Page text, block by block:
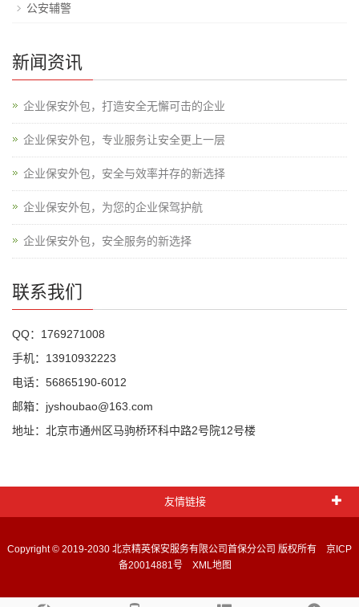
公安辅警
新闻资讯
企业保安外包，打造安全无懈可击的企业
企业保安外包，专业服务让安全更上一层
企业保安外包，安全与效率并存的新选择
企业保安外包，为您的企业保驾护航
企业保安外包，安全服务的新选择
联系我们
QQ：1769271008
手机：13910932223
电话：56865190-6012
邮箱：jyshoubao@163.com
地址：北京市通州区马驹桥环科中路2号院12号楼
友情链接
Copyright © 2019-2030 北京精英保安服务有限公司首保分公司 版权所有 京ICP
备20014881号
XML地图